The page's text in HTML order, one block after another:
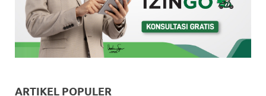
ARTIKEL POPULER